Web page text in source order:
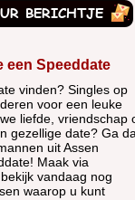
een Speeddate
vinden? Singles op
voor een leuke
liefde, vriendschap
gezellige date? Ga
uit Assen
Maak via
vandaag nog
waarop u kunt